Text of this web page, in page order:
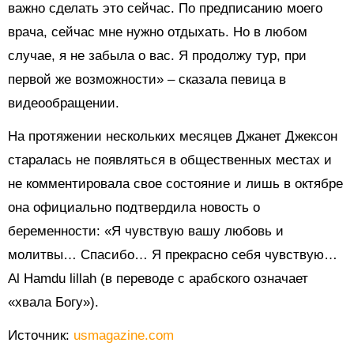
важно сделать это сейчас. По предписанию моего
врача, сейчас мне нужно отдыхать. Но в любом
случае, я не забыла о вас. Я продолжу тур, при
первой же возможности» – сказала певица в
видеообращении.
На протяжении нескольких месяцев Джанет Джексон
старалась не появляться в общественных местах и
не комментировала свое состояние и лишь в октябре
она официально подтвердила новость о
беременности: «Я чувствую вашу любовь и
молитвы… Спасибо… Я прекрасно себя чувствую…
Al Hamdu lillah (в переводе с арабского означает
«хвала Богу»).
Источник: usmagazine.com